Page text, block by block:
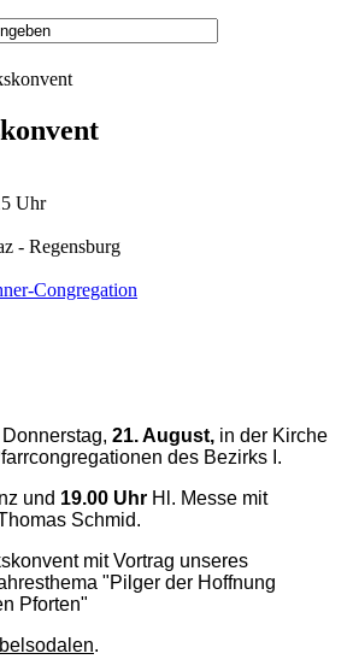
Uhr
- Regensburg
Congregation
21. August, in der Kirche
des Bezirks I.
und 19.00 Uhr Hl. Messe mit
Schmid.
mit Vortrag unseres
"Pilger der Hoffnung
Pforten"
.